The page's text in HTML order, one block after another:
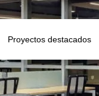
Proyectos destacados